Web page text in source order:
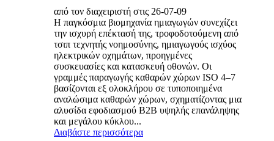
από τον διαχειριστή στις 26-07-09
Η παγκόσμια βιομηχανία ημιαγωγών συνεχίζει
την ισχυρή επέκτασή της, τροφοδοτούμενη από
τσιπ τεχνητής νοημοσύνης, ημιαγωγούς ισχύος
ηλεκτρικών οχημάτων, προηγμένες
συσκευασίες και κατασκευή οθονών. Οι
γραμμές παραγωγής καθαρών χώρων ISO 4–7
βασίζονται εξ ολοκλήρου σε τυποποιημένα
αναλώσιμα καθαρών χώρων, σχηματίζοντας μια
αλυσίδα εφοδιασμού B2B υψηλής επανάληψης
και μεγάλου κύκλου...
Διαβάστε περισσότερα